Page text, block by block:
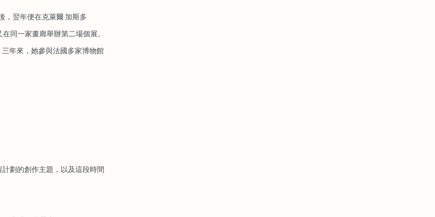
，翌年便在克萊爾·加斯多
同⼀家畫廊舉辦第⼆場個展。
年來，她參與法國多家博物館
劃的創作主題，以及這段時間